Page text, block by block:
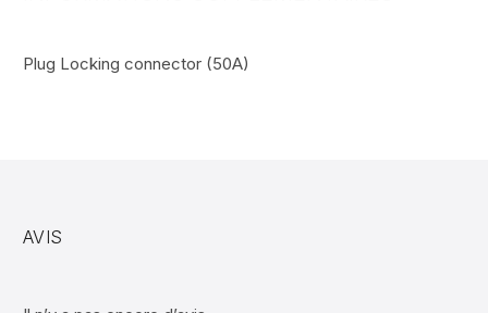
Plug Locking connector (50A)
AVIS